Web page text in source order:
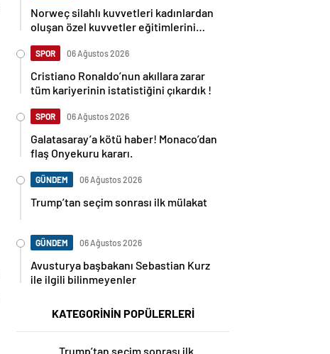
Norweç silahlı kuvvetleri kadınlardan
oluşan özel kuvvetler eğitimlerini
SPOR 06 Ağustos 2026
Cristiano Ronaldo’nun akıllara zarar
tüm kariyerinin istatistiğini çıkardık !
SPOR 06 Ağustos 2026
Galatasaray’a kötü haber! Monaco’dan
flaş Onyekuru kararı.
GÜNDEM 06 Ağustos 2026
Trump’tan seçim sonrası ilk mülakat
GÜNDEM 06 Ağustos 2026
Avusturya başbakanı Sebastian Kurz
ile ilgili bilinmeyenler
KATEGORİNİN POPÜLERLERİ
Trump’tan seçim sonrası ilk